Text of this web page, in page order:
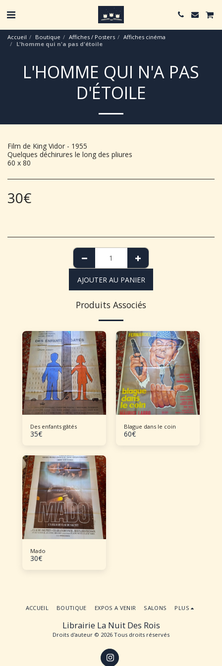
Accueil Boutique Affiches / Posters
Affiches cinéma
L'homme qui n'a pas d'étoile
L'HOMME QUI N'A PAS
D'ÉTOILE
Film de King Vidor - 1955
Quelques déchirures le long des pliures
60 x 80
30€
AJOUTER AU PANIER
Produits Associés
Des enfants gâtés
35€
Blague dans le coin
60€
Mado
30€
Librairie La Nuit Des Rois
Droits d'auteur © 2026 Tous droits réservés
ACCUEIL BOUTIQUE EXPOS A VENIR SALONS PLUS